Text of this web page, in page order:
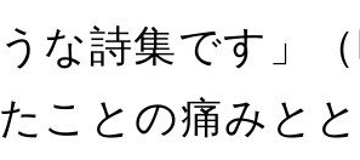
うな詩集です」
たことの痛みと